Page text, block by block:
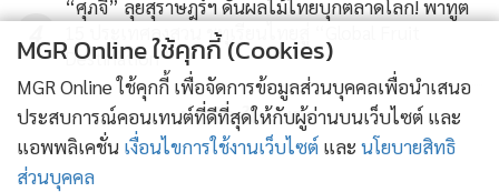
“ศุภจี” ลุยสุราษฎร์ฯ ดันผลไม้ไทยบุกตลาดโลก! พาทูต
15 ประเทศลงสวน ชูทุเรียนไทยสู่ “Global Fruit
Destination”
ข่าวอื่นในหมวด
MGR Online ใช้คุกกี้ (Cookies)
MGR Online ใช้คุกกี้ เพื่อจัดการข้อมูลส่วนบุคคลเพื่อนำเสนอ
ประสบการณ์คอนเทนต์ที่ดีที่สุดให้กับผู้อ่านบนเว็บไซต์ และ
แอพพลิเคชั่น เงื่อนไขการใช้งานเว็บไซต์ และ นโยบายสิทธิ
ส่วนบุคคล